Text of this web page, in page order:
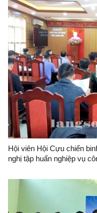
Hội viên Hội Cựu chiến
nghị tập huấn nghiệp vụ